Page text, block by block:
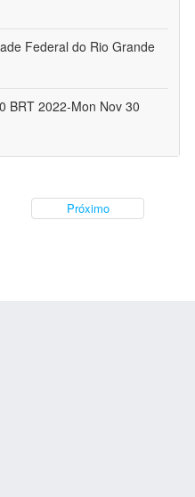
Federal do Rio Grande
BRT 2022-Mon Nov 30
Próximo